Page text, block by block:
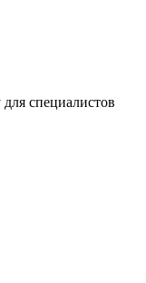
специалистов